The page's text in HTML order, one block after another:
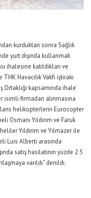
kurduktan sonra Sağlık
yurt dışında kullanmak
ihalesine katıldıkları ve
Havacılık Vakfı iştiraki
kapsamında ihale
firmadan alınmasına
helikopterlerin Eurocopter
Osmanı Yıldırım ve Faruk
Yıldırım ve Yılmazer ile
Luis Alberti arasında
satış hasılatının yüzde 2.5
varıldı” denildi.